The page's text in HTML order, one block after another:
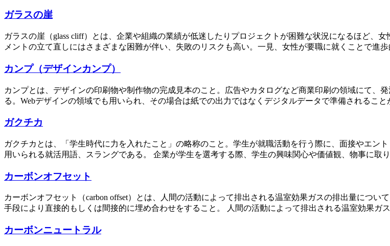
ガラスの崖
ガラスの崖（glass cliff）とは、企業や組織の業績が低迷したりプロジェクトが困難な状況になるほど、
メントの立て直しにはさまざまな困難が伴い、失敗のリスクも高い。一見、女性が要職に就くことで進
カンプ（デザインカンプ）
カンプとは、デザインの印刷物や制作物の完成見本のこと。広告やカタログなど商業印刷の領域にて、
る。Webデザインの領域でも用いられ、その場合は紙での出力ではなくデジタルデータで準備されるこ
ガクチカ
ガクチカとは、「学生時代に力を入れたこと」の略称のこと。学生が就職活動を行う際に、面接やエン
用いられる就活用語、スラングである。 企業が学生を選考する際、学生の興味関心や価値観、物事に
カーボンオフセット
カーボンオフセット（carbon offset）とは、人間の活動によって排出される温室効果ガスの排出量につ
手段により直接的もしくは間接的に埋め合わせをすること。 人間の活動によって排出される温室効果
カーボンニュートラル